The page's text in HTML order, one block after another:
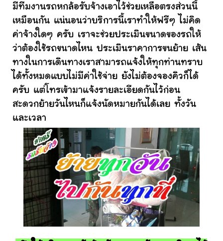
มีทีมงานรถหกล้อรับจ้างเอาไว้ช่วยเหลือตรงส่วนนี้
เหมือนกัน แน่นอนว่าบริการนี้เราทำให้ฟรีๆ ไม่คิด
ค่าจ้างใดๆ ครับ เราจะช่วยประเมินขนาดของรถให้
ว่าต้องใช้รถขนาดไหน ประเมินราคาการขนย้าย เส้น
ทางในการเดินทางเราสามารถแจ้งให้ทุกท่านทราบ
ได้ทั้งหมดแบบไม่มีค่าใช้จ่าย ยังไม่ต้องจองคิวก็ได้
ครับ แต่โทรเข้ามาแจ้งรายละเอียดกันไว้ก่อน
สะดวกย้ายวันไหนก็แจ้งนัดหมายกันได้เลย ทั้งวัน
และเวลา